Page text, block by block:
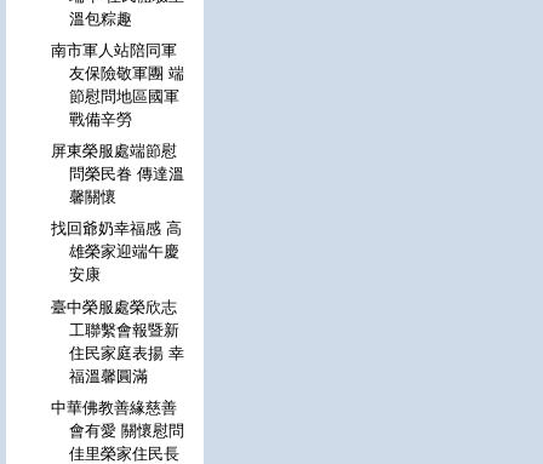
溫包粽趣
南市軍人站陪同軍
友保險敬軍團 端
節慰問地區國軍
戰備辛勞
屏東榮服處端節慰
問榮民眷 傳達溫
馨關懷
找回爺奶幸福感 高
雄榮家迎端午慶
安康
臺中榮服處榮欣志
工聯繫會報暨新
住民家庭表揚 幸
福溫馨圓滿
中華佛教善緣慈善
會有愛 關懷慰問
佳里榮家住民長